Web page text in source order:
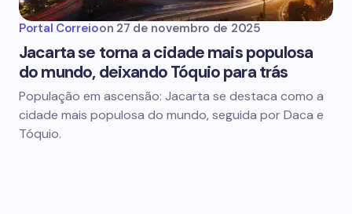
Portal Correioon 27 de novembro de 2025
Jacarta se torna a cidade mais populosa
do mundo, deixando Tóquio para trás
População em ascensão: Jacarta se destaca como a
cidade mais populosa do mundo, seguida por Daca e
Tóquio.